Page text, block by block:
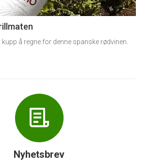
å regne for denne spanske rødvinen.
Nyhetsbrev